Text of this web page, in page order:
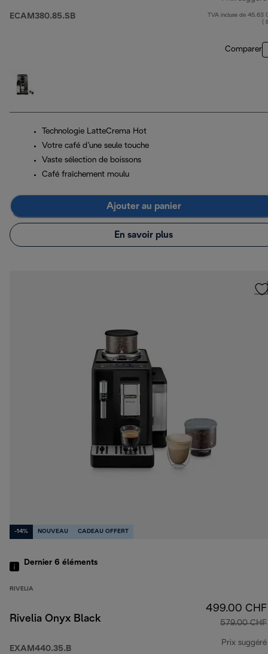
ECAM380.85.SB
TVA incluse de 45.63
(
Comparer
Technologie LatteCrema Hot
Votre café d’une seule touche
Vaste sélection de boissons
Café fraîchement moulu
Ajouter au panier
En savoir plus
-14% NOUVEAU CADEAU OFFERT
Dernier 6 éléments
RIVELIA
Rivelia Onyx Black
EXAM440.35.B
499.00 CHF
579.00 CHF
Prix suggéré